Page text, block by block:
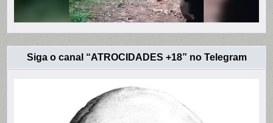
Siga o canal “ATROCIDADES +18” no Telegram